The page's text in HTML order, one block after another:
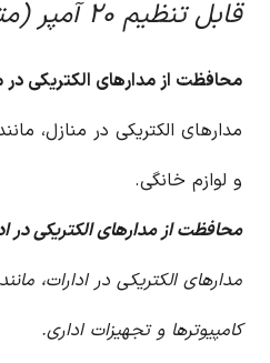
قابل تنظیم ۲۰ آمپر (متاسول) ال اس
محافظت از مدارهای الکتریکی در
مدارهای الکتریکی در منازل،
و لوازم خانگی.
محافظت از مدارهای الکتریکی در
مدارهای الکتریکی در ادارات،
کامپیوترها و تجهیزات اداری.